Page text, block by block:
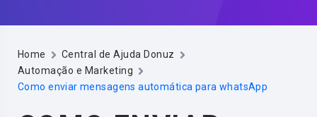
Home
Central de Ajuda Donuz
Automação e Marketing
Como enviar mensagens automática para whatsApp